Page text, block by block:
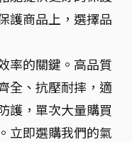
護商品上，選擇品
率的關鍵。高品質
全、抗壓耐摔，適
護，單次大量購買
立即選購我們的氣